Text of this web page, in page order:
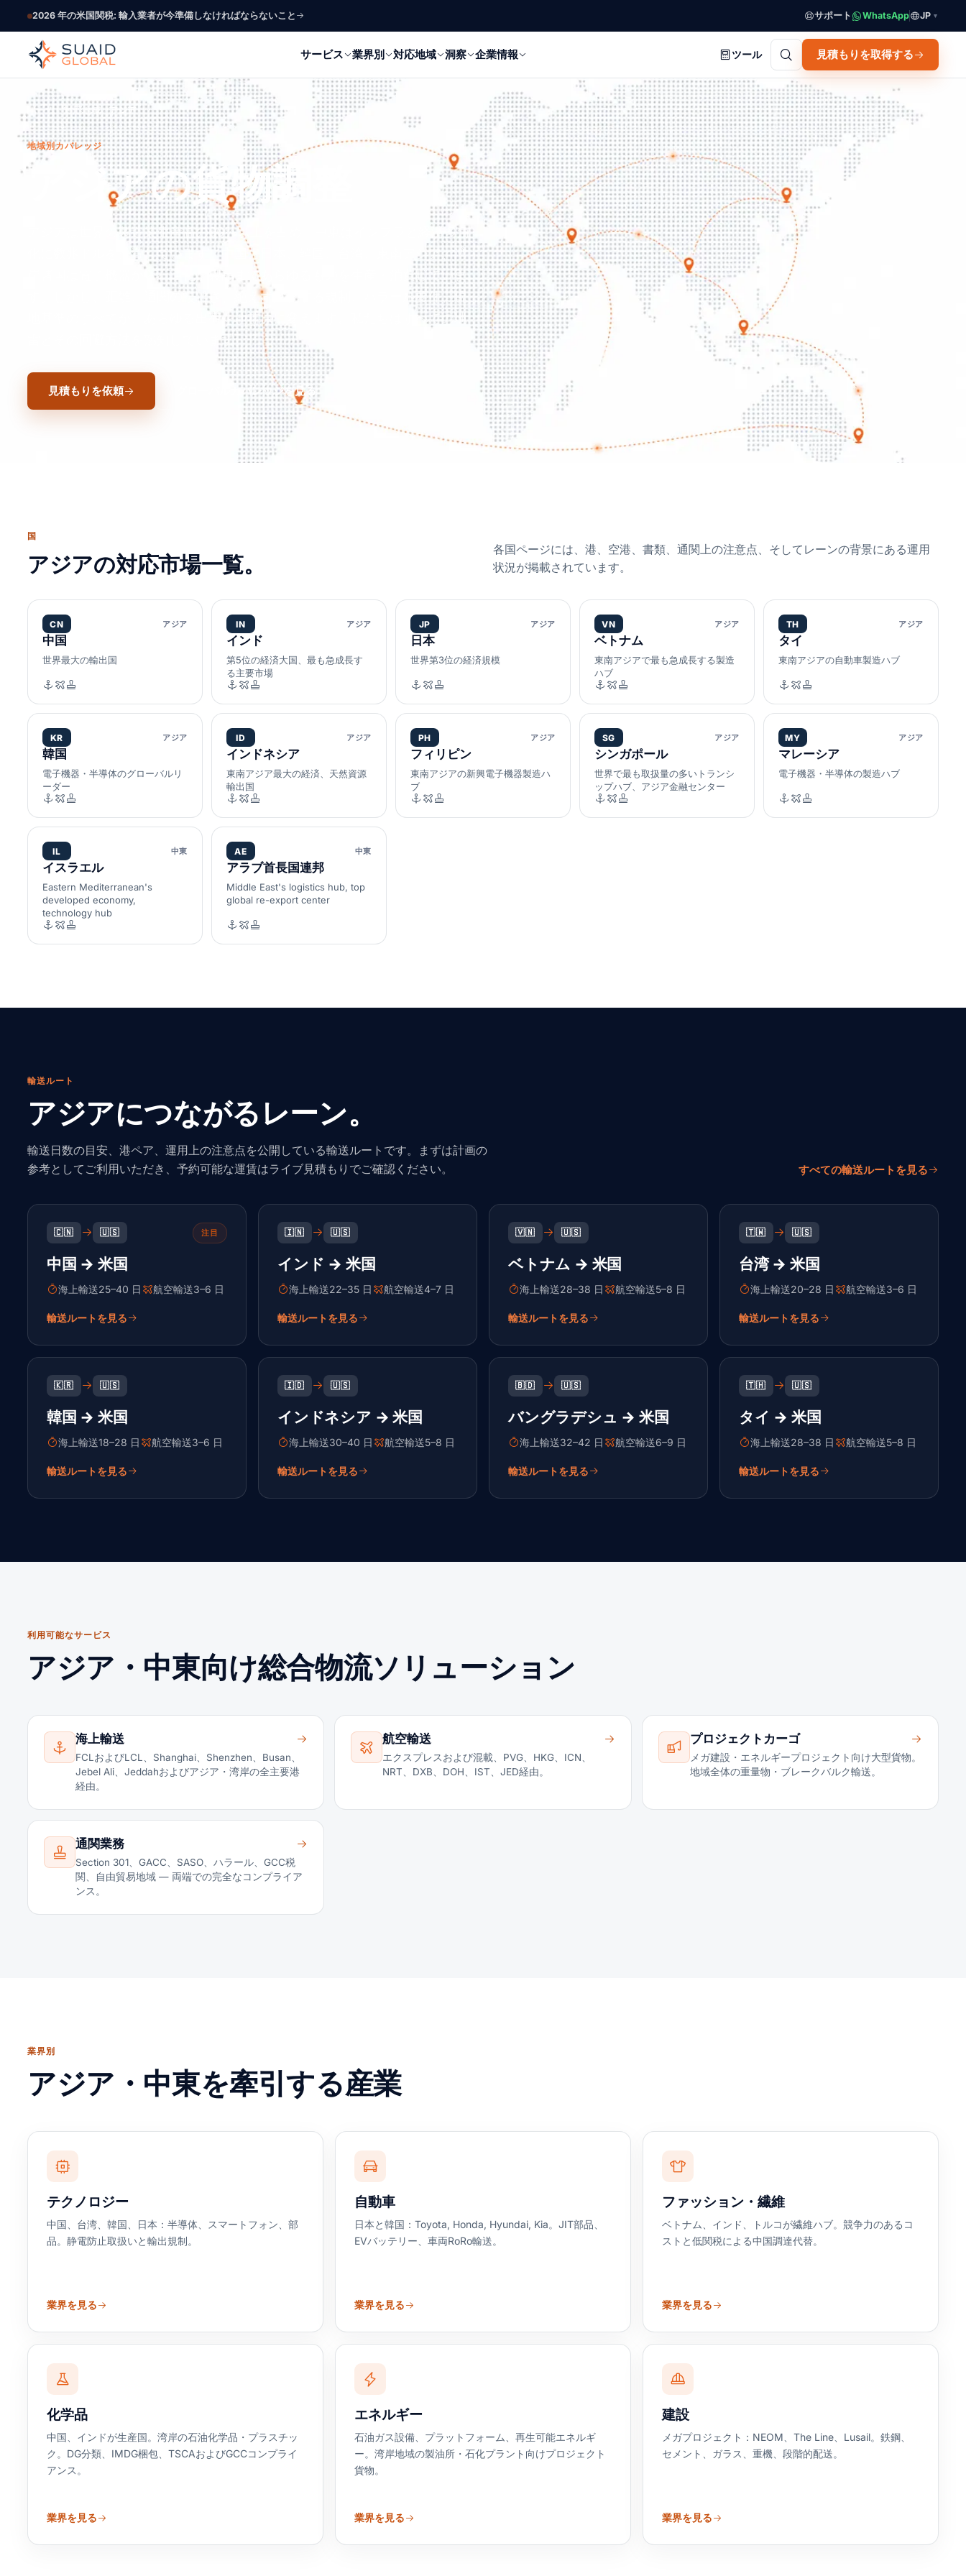
2026 年の米国関税: 輸入業者が今準備しなければならないこと サポート WhatsApp JP ▼
サービス 業界別 対応地域 洞察 企業情報 ツール 見積もりを取得する
ホーム 対応地域 アジア
地域別カバレッジ
アジアの貨物調整
アジアは世界の製造業生産高の60%以上を占め、中東はインフラと経済多角
化に数兆ドルを投資しています。中国、日本、韓国、台湾、東南アジア、湾
岸諸国は電子機器から石油化学製品まであらゆるものを生産・消費していま
す。しかし、距離、通関の複雑さ、絶えず変化する規制、ハラール要件、現
地基準のすべてが、あらゆる出荷を地雷原に変えます。私たちはすべての地
雷とその回避方法を熟知しています。
見積もりを依頼 グローバルカバレッジを見る
国
アジアの対応市場一覧。
各国ページには、港、空港、書類、通関上の注意点、そしてレーンの背景にある運用
状況が掲載されています。
CN アジア
中国
世界最大の輸出国
IN アジア
インド
第5位の経済大国、最も急成長す
る主要市場
JP アジア
日本
世界第3位の経済規模
VN アジア
ベトナム
東南アジアで最も急成長する製造
ハブ
TH アジア
タイ
東南アジアの自動車製造ハブ
KR アジア
韓国
電子機器・半導体のグローバルリ
ーダー
ID アジア
インドネシア
東南アジア最大の経済、天然資源
輸出国
PH アジア
フィリピン
東南アジアの新興電子機器製造ハ
ブ
SG アジア
シンガポール
世界で最も取扱量の多いトランシ
ップハブ、アジア金融センター
MY アジア
マレーシア
電子機器・半導体の製造ハブ
IL 中東
イスラエル
Eastern Mediterranean's
developed economy,
technology hub
AE 中東
アラブ首長国連邦
Middle East's logistics hub, top
global re-export center
輸送ルート
アジアにつながるレーン。
輸送日数の目安、港ペア、運用上の注意点を公開している輸送ルートです。まずは計画の
参考としてご利用いただき、予約可能な運賃はライブ見積もりでご確認ください。
すべての輸送ルートを見る
🇨🇳 🇺🇸 注目
中国 → 米国
海上輸送25–40 日 航空輸送3–6 日
輸送ルートを見る
🇮🇳 🇺🇸
インド → 米国
海上輸送22–35 日 航空輸送4–7 日
輸送ルートを見る
🇻🇳 🇺🇸
ベトナム → 米国
海上輸送28–38 日 航空輸送5–8 日
輸送ルートを見る
🇹🇼 🇺🇸
台湾 → 米国
海上輸送20–28 日 航空輸送3–6 日
輸送ルートを見る
🇰🇷 🇺🇸
韓国 → 米国
海上輸送18–28 日 航空輸送3–6 日
輸送ルートを見る
🇮🇩 🇺🇸
インドネシア → 米国
海上輸送30–40 日 航空輸送5–8 日
輸送ルートを見る
🇧🇩 🇺🇸
バングラデシュ → 米国
海上輸送32–42 日 航空輸送6–9 日
輸送ルートを見る
🇹🇭 🇺🇸
タイ → 米国
海上輸送28–38 日 航空輸送5–8 日
輸送ルートを見る
利用可能なサービス
アジア・中東向け総合物流ソリューション
海上輸送
FCLおよびLCL、Shanghai、Shenzhen、Busan、
Jebel Ali、Jeddahおよびアジア・湾岸の全主要港
経由。
航空輸送
エクスプレスおよび混載、PVG、HKG、ICN、
NRT、DXB、DOH、IST、JED経由。
プロジェクトカーゴ
メガ建設・エネルギープロジェクト向け大型貨物。
地域全体の重量物・ブレークバルク輸送。
通関業務
Section 301、GACC、SASO、ハラール、GCC税
関、自由貿易地域 — 両端での完全なコンプライア
ンス。
業界別
アジア・中東を牽引する産業
テクノロジー
中国、台湾、韓国、日本：半導体、スマートフォン、部
品。静電防止取扱いと輸出規制。
業界を見る
自動車
日本と韓国：Toyota, Honda, Hyundai, Kia。JIT部品、
EVバッテリー、車両RoRo輸送。
業界を見る
ファッション・繊維
ベトナム、インド、トルコが繊維ハブ。競争力のあるコ
ストと低関税による中国調達代替。
業界を見る
化学品
中国、インドが生産国。湾岸の石油化学品・プラスチッ
ク。DG分類、IMDG梱包、TSCAおよびGCCコンプライ
アンス。
業界を見る
エネルギー
石油ガス設備、プラットフォーム、再生可能エネルギ
ー。湾岸地域の製油所・石化プラント向けプロジェクト
貨物。
業界を見る
建設
メガプロジェクト：NEOM、The Line、Lusail。鉄鋼、
セメント、ガラス、重機、段階的配送。
業界を見る